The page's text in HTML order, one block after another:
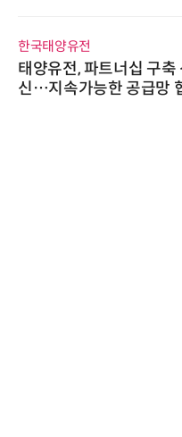
한국태양유전
태양유전, 파트너십 구축
신…지속가능한 공급망